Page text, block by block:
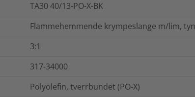
TA30 40/13-PO-X-BK
Flammehemmende krympeslange m/lim,
3:1
317-34000
Polyolefin, tverrbundet (PO-X)